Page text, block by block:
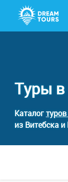
Туры в
Каталог
из Витебска